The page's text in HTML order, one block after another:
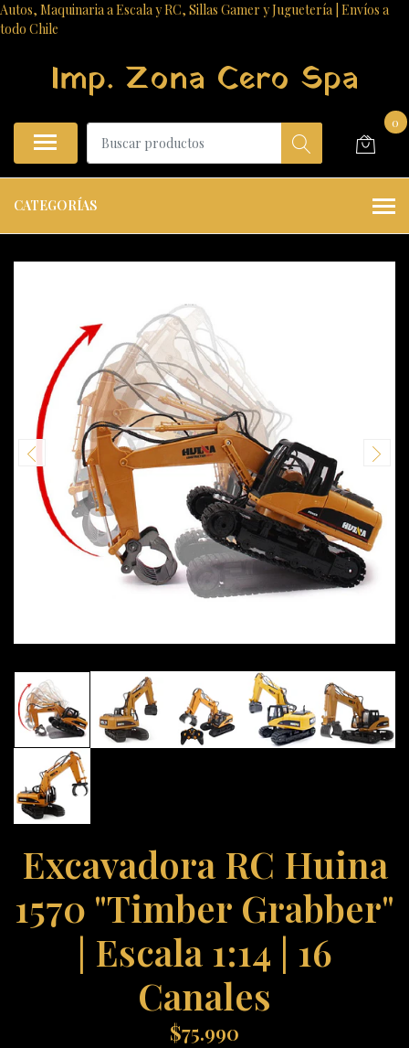
Autos, Maquinaria a Escala y RC, Sillas Gamer y Juguetería | Envíos a
todo Chile
Imp. Zona Cero Spa
0
CATEGORÍAS
Excavadora RC Huina
1570 "Timber Grabber"
| Escala 1:14 | 16
Canales
$75.990